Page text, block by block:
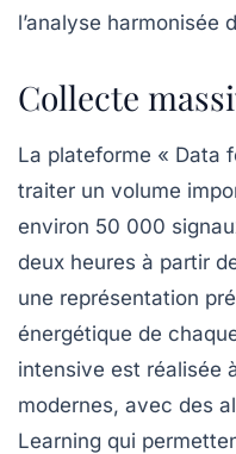
l’analyse harmonisée
Collecte
La plateforme « Data
traiter un volume
environ 50 000
deux heures à partir
une représentation
énergétique de
intensive est réalisée
modernes, avec des
Learning qui